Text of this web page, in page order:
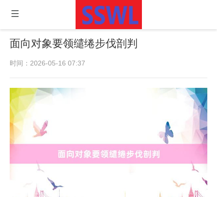
面向对象要领缱绻步伐剖判
时间：2026-05-16 07:37